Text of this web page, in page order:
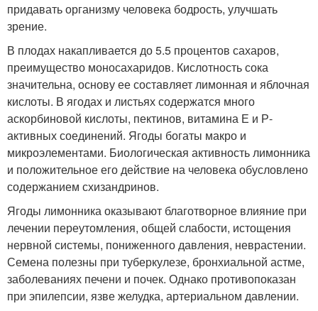
придавать организму человека бодрость, улучшать
зрение.
В плодах накапливается до 5.5 процентов сахаров,
преимущество моносахаридов. Кислотность сока
значительна, основу ее составляет лимонная и яблочная
кислоты. В ягодах и листьях содержатся много
аскорбиновой кислоты, пектинов, витамина Е и Р-
активных соединений. Ягоды богаты макро и
микроэлементами. Биологическая активность лимонника
и положительное его действие на человека обусловлено
содержанием схизандринов.
Ягоды лимонника оказывают благотворное влияние при
лечении переутомления, общей слабости, истощения
нервной системы, пониженного давления, неврастении.
Семена полезны при туберкулезе, бронхиальной астме,
заболеваниях печени и почек. Однако противопоказан
при эпилепсии, язве желудка, артериальном давлении.